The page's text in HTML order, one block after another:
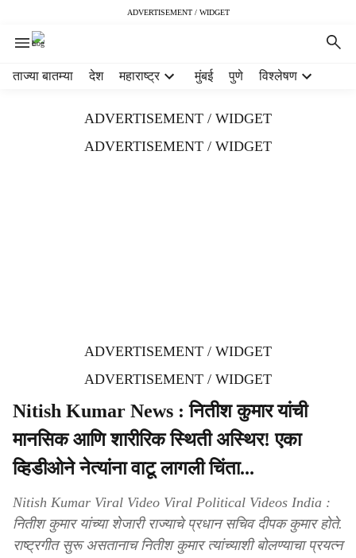
ADVERTISEMENT / WIDGET
ताज्या बातम्या देश महाराष्ट्र मुंबई पुणे विश्लेषण
ADVERTISEMENT / WIDGET
ADVERTISEMENT / WIDGET
ADVERTISEMENT / WIDGET
ADVERTISEMENT / WIDGET
Nitish Kumar News : नितीश कुमार यांची
मानसिक आणि शारीरिक स्थिती अस्थिर! एका
व्हिडीओने नेत्यांना वाटू लागली चिंता...
Nitish Kumar Viral Video Viral Political Videos India :
नितीश कुमार यांच्या शेजारी राज्याचे प्रधान सचिव दीपक कुमार होते.
राष्ट्रगीत सुरू असतानाच नितीश कुमार त्यांच्याशी बोलण्याचा प्रयत्न